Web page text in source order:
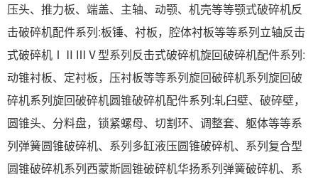
压头、推力板、端盖、主轴、动颚、机壳等等颚式破碎机反
击破碎机配件系列:板锤、衬板，腔体衬板等等系列立轴反击
式破碎机ⅠⅡⅢⅤ型系列反击式破碎机旋回破碎机配件系列:
动锥衬板、定衬板，压衬板等等系列旋回破碎机系列旋回破
碎机系列旋回破碎机圆锥破碎机配件系列:轧臼壁、破碎壁，
圆锥头、分料盘，锁紧螺母、切割环、调整套、躯体等等系
列弹簧圆锥破碎机、系列多缸液压圆锥破碎机、系列复合型
圆锥破碎机系列西蒙斯圆锥破碎机华扬系列弹簧破碎机、系